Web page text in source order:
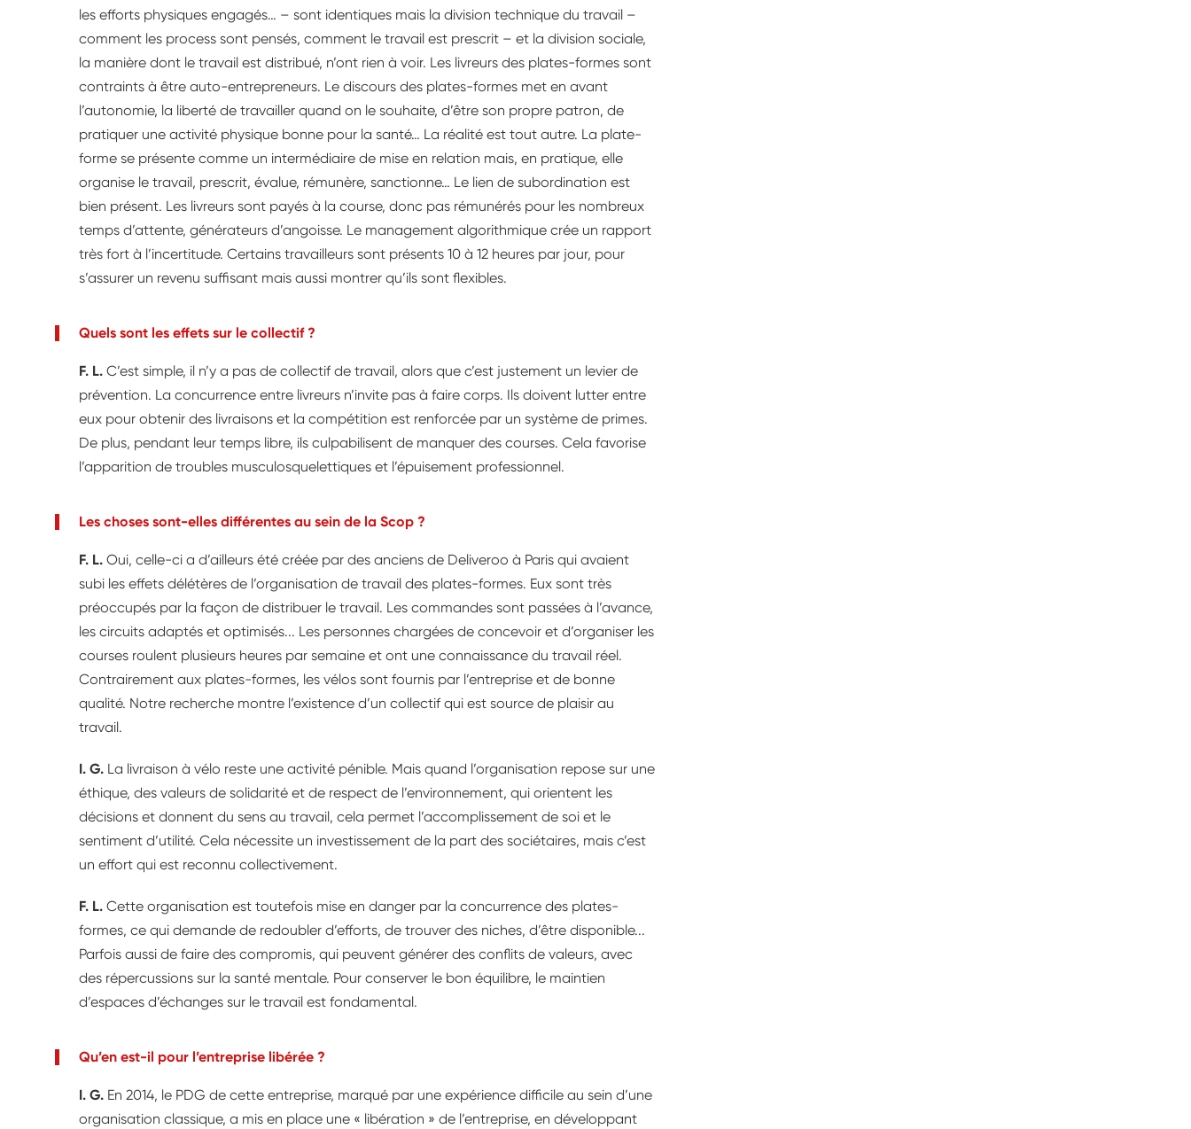
les efforts physiques engagés… – sont identiques mais la division technique du travail –
comment les process sont pensés, comment le travail est prescrit – et la division sociale,
la manière dont le travail est distribué, n’ont rien à voir. Les livreurs des plates-formes sont
contraints à être auto-entrepreneurs. Le discours des plates-formes met en avant
l’autonomie, la liberté de travailler quand on le souhaite, d’être son propre patron, de
pratiquer une activité physique bonne pour la santé… La réalité est tout autre. La plate-
forme se présente comme un intermédiaire de mise en relation mais, en pratique, elle
organise le travail, prescrit, évalue, rémunère, sanctionne… Le lien de subordination est
bien présent. Les livreurs sont payés à la course, donc pas rémunérés pour les nombreux
temps d’attente, générateurs d’angoisse. Le management algorithmique crée un rapport
très fort à l’incertitude. Certains travailleurs sont présents 10 à 12 heures par jour, pour
s’assurer un revenu suffisant mais aussi montrer qu’ils sont flexibles.
Quels sont les effets sur le collectif ?
F. L. C’est simple, il n’y a pas de collectif de travail, alors que c’est justement un levier de
prévention. La concurrence entre livreurs n’invite pas à faire corps. Ils doivent lutter entre
eux pour obtenir des livraisons et la compétition est renforcée par un système de primes.
De plus, pendant leur temps libre, ils culpabilisent de manquer des courses. Cela favorise
l’apparition de troubles musculosquelettiques et l’épuisement professionnel.
Les choses sont-elles différentes au sein de la Scop ?
F. L. Oui, celle-ci a d’ailleurs été créée par des anciens de Deliveroo à Paris qui avaient
subi les effets délétères de l’organisation de travail des plates-formes. Eux sont très
préoccupés par la façon de distribuer le travail. Les commandes sont passées à l’avance,
les circuits adaptés et optimisés... Les personnes chargées de concevoir et d’organiser les
courses roulent plusieurs heures par semaine et ont une connaissance du travail réel.
Contrairement aux plates-formes, les vélos sont fournis par l’entreprise et de bonne
qualité. Notre recherche montre l’existence d’un collectif qui est source de plaisir au
travail.
I. G. La livraison à vélo reste une activité pénible. Mais quand l’organisation repose sur une
éthique, des valeurs de solidarité et de respect de l’environnement, qui orientent les
décisions et donnent du sens au travail, cela permet l’accomplissement de soi et le
sentiment d’utilité. Cela nécessite un investissement de la part des sociétaires, mais c’est
un effort qui est reconnu collectivement.
F. L. Cette organisation est toutefois mise en danger par la concurrence des plates-
formes, ce qui demande de redoubler d’efforts, de trouver des niches, d’être disponible...
Parfois aussi de faire des compromis, qui peuvent générer des conflits de valeurs, avec
des répercussions sur la santé mentale. Pour conserver le bon équilibre, le maintien
d’espaces d’échanges sur le travail est fondamental.
Qu’en est-il pour l’entreprise libérée ?
I. G. En 2014, le PDG de cette entreprise, marqué par une expérience difficile au sein d’une
organisation classique, a mis en place une « libération » de l’entreprise, en développant